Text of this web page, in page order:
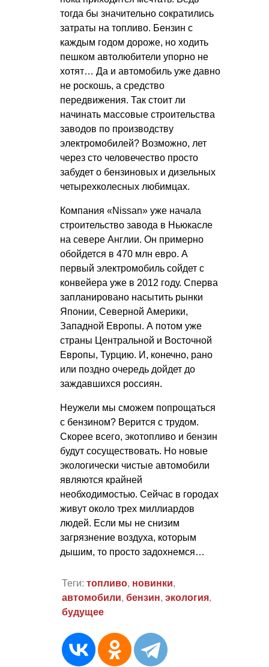
тогда бы значительно сократились
затраты на топливо. Бензин с
каждым годом дороже, но ходить
пешком автолюбители упорно не
хотят… Да и автомобиль уже давно
не роскошь, а средство
передвижения. Так стоит ли
начинать массовые строительства
заводов по производству
электромобилей? Возможно, лет
через сто человечество просто
забудет о бензиновых и дизельных
четырехколесных любимцах.
Компания «Nissan» уже начала
строительство завода в Ньюкасле
на севере Англии. Он примерно
обойдется в 470 млн евро. А
первый электромобиль сойдет с
конвейера уже в 2012 году. Сперва
запланировано насытить рынки
Японии, Северной Америки,
Западной Европы. А потом уже
страны Центральной и Восточной
Европы, Турцию. И, конечно, рано
или поздно очередь дойдет до
заждавшихся россиян.
Неужели мы сможем попрощаться
с бензином? Верится с трудом.
Скорее всего, экотопливо и бензин
будут сосуществовать. Но новые
экологически чистые автомобили
являются крайней
необходимостью. Сейчас в городах
живут около трех миллиардов
людей. Если мы не снизим
загрязнение воздуха, которым
дышим, то просто задохнемся…
Теги: топливо, новинки,
автомобили, бензин, экология,
будущее